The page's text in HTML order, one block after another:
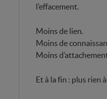
l’effacement.
Moins de lien.
Moins de
Moins
Et à la fin : plus rien